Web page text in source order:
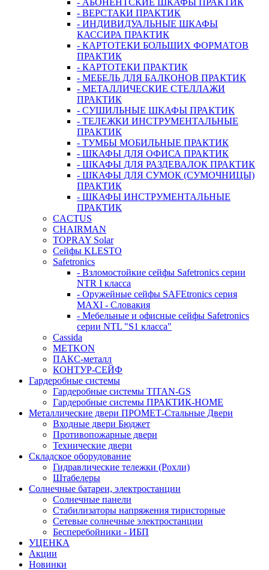
- АБОНЕНТСКИЕ ШКАФЫ ПРАКТИК
- ВЕРСТАКИ ПРАКТИК
- ИНДИВИДУАЛЬНЫЕ ШКАФЫ
КАССИРА ПРАКТИК
- КАРТОТЕКИ БОЛЬШИХ ФОРМАТОВ
ПРАКТИК
- КАРТОТЕКИ ПРАКТИК
- МЕБЕЛЬ ДЛЯ БАЛКОНОВ ПРАКТИК
- МЕТАЛЛИЧЕСКИЕ СТЕЛЛАЖИ
ПРАКТИК
- СУШИЛЬНЫЕ ШКАФЫ ПРАКТИК
- ТЕЛЕЖКИ ИНСТРУМЕНТАЛЬНЫЕ
ПРАКТИК
- ТУМБЫ МОБИЛЬНЫЕ ПРАКТИК
- ШКАФЫ ДЛЯ ОФИСА ПРАКТИК
- ШКАФЫ ДЛЯ РАЗДЕВАЛОК ПРАКТИК
- ШКАФЫ ДЛЯ СУМОК (СУМОЧНИЦЫ)
ПРАКТИК
- ШКАФЫ ИНСТРУМЕНТАЛЬНЫЕ
ПРАКТИК
CACTUS
CHAIRMAN
TOPRAY Solar
Сейфы KLESTO
Safetronics
- Взломостойкие сейфы Safetronics серии
NTR I класса
- Оружейные сейфы SAFEtronics серия
MAXI - Словакия
- Мебельные и офисные сейфы Safetronics
серии NTL "S1 класса"
Cassida
METKON
ПАКС-металл
КОНТУР-СЕЙФ
Гардеробные системы
Гардеробные системы TITAN-GS
Гардеробные системы ПРАКТИК-HOME
Металлические двери ПРОМЕТ-Стальные Двери
Входные двери Бюджет
Противопожарные двери
Технические двери
Складское оборудование
Гидравлические тележки (Рохли)
Штабелеры
Солнечные батареи, электростанции
Солнечные панели
Стабилизаторы напряжения тиристорные
Сетевые солнечные электростанции
Бесперебойники - ИБП
УЦЕНКА
Акции
Новинки